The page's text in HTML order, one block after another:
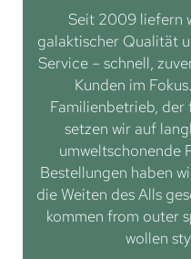
Seit 2009 liefern
galaktischer Qualität
Service – schnell,
Kunden im
Familienbetrieb,
setzen wir auf
umweltschonende
Bestellungen haben
die Weiten des Alls
kommen from outer
wollen